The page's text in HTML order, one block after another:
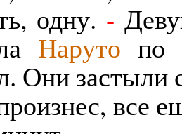
одну. -
Наруто по
Они застыли
все